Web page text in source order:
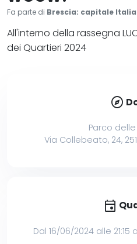
Fa parte di Brescia: capitale
All'interno della rassegna
dei Quartieri 2024
explore
Parco
Via Collebeato, 24,
event
Dal 16/06/2024 alle 21:15